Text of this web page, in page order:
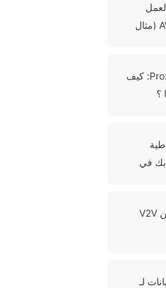
VMware VM إلى AWS (مثال
XCP-ng مقابل Proxmox: كيف
بك في
كيفية تحقيق الهجرة من V2V
لـ